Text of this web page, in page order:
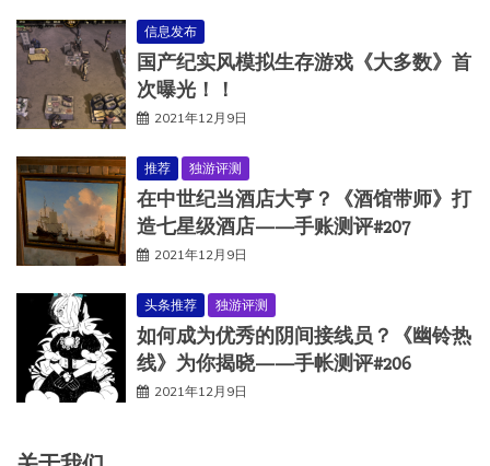
信息发布
国产纪实风模拟生存游戏《大多数》首
次曝光！！
2021年12月9日
推荐 独游评测
在中世纪当酒店大亨？《酒馆带师》打
造七星级酒店——手账测评#207
2021年12月9日
头条推荐 独游评测
如何成为优秀的阴间接线员？《幽铃热
线》为你揭晓——手帐测评#206
2021年12月9日